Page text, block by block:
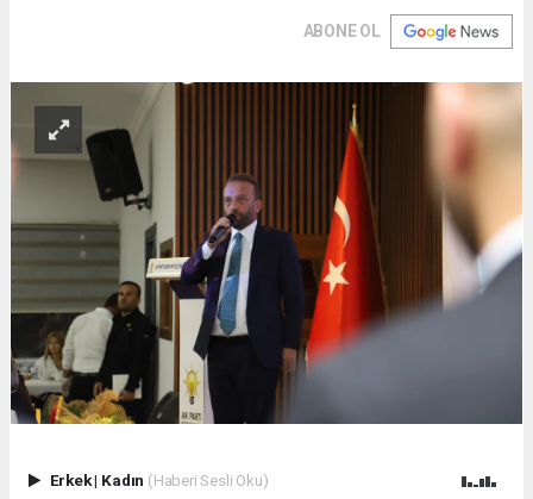
ABONE OL
Erkek| Kadın (Haberi Sesli Oku)